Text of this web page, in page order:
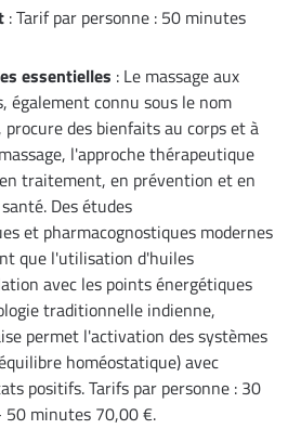
: Tarif par personne : 50 minutes
essentielles : Le massage aux
également connu sous le nom
des bienfaits au corps et à
l'approche thérapeutique
traitement, en prévention et en
Des études
et pharmacognostiques modernes
que l'utilisation d'huiles
avec les points énergétiques
traditionnelle indienne,
permet l'activation des systèmes
homéostatique) avec
positifs. Tarifs par personne : 30
minutes 70,00 €.